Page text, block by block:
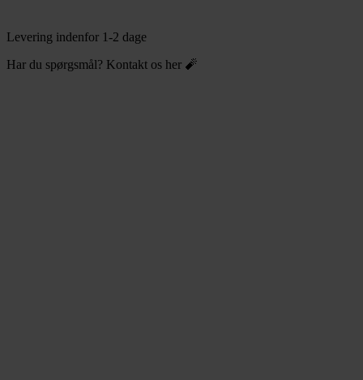
Levering indenfor 1-2 dage
Har du spørgsmål? Kontakt os her 🧨